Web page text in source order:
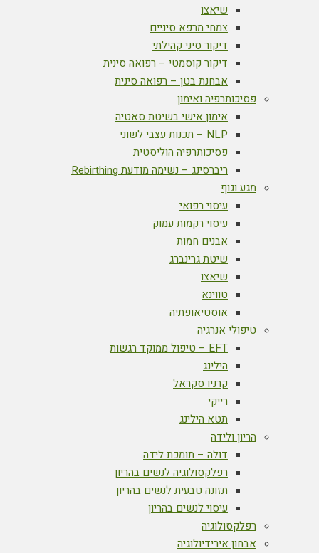
שיאצו
צמחי מרפא סיניים
דיקור סיני קהילתי
דיקור קוסמטי – רפואה סינית
אבחנת בטן – רפואה סינית
פסיכותרפיה ואימון
אימון אישי בשיטת סאטיה
NLP – תכנות עצבי לשוני
פסיכותרפיה הוליסטית
ריברסינג – נשימה מודעת Rebirthing
מגע וגוף
עיסוי רפואי
עיסוי רקמות עמוק
אבנים חמות
שיטת גרינברג
שיאצו
טווינא
אוסטיאופתיה
טיפולי אנרגיה
EFT – טיפול ממוקד רגשות
הילינג
קרניו סקראל
רייקי
תטא הילינג
הריון ולידה
דולה – תומכת לידה
רפלקסולוגיה לנשים בהריון
תזונה טבעית לנשים בהריון
עיסוי לנשים בהריון
רפלקסולוגיה
אבחון אירידיולוגיה